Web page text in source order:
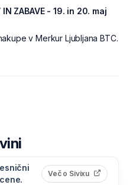
IN ZABAVE - 19. in 20. maj
v Merkur Ljubljana BTC.
Več o Sivixu (odpre